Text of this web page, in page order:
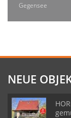
Gegensee
NEUE